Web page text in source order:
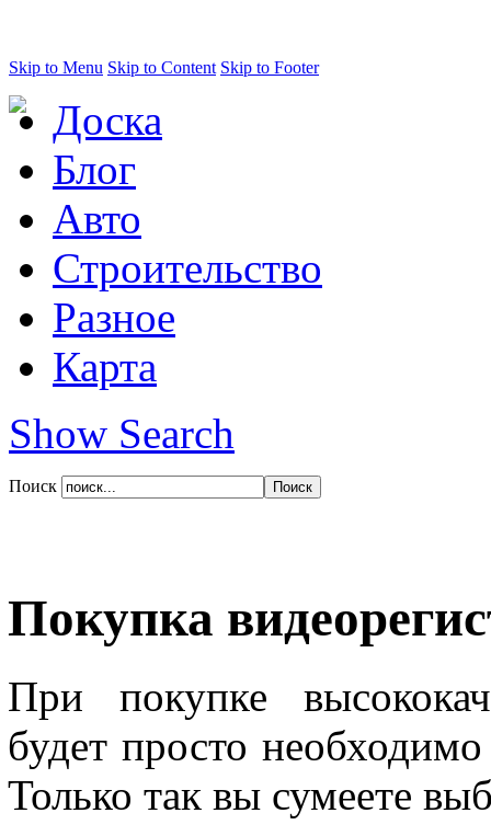
Skip to Menu Skip to Content Skip to Footer
Доска
Блог
Авто
Строительство
Разное
Карта
Show Search
Поиск
Покупка
При покупке
будет просто
Только так вы сумеете